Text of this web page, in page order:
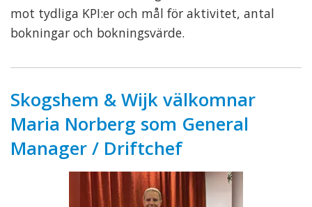
mot tydliga KPI:er och mål för aktivitet, antal
bokningar och bokningsvärde.
Skogshem & Wijk välkomnar
Maria Norberg som General
Manager / Driftchef